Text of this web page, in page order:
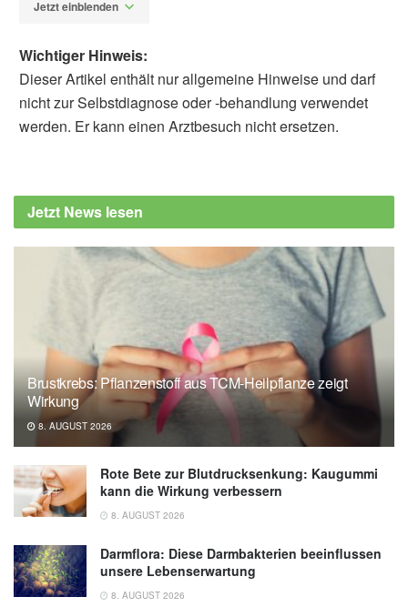
Jetzt einblenden
Liujunzi Decoction on Gastroesophageal
Reflux Disease: A Systematic Review and
(veröffentlicht 12.08.2024),sciencedirect.com
Kristle Lee Lynch: Gastroösophageale
Refluxkrankheit (GERD); in: MSD Manual
(Stand 28.08.2024),msdmanuals.com
Wichtiger Hinweis:
Dieser Artikel enthält nur allgemeine Hinweise und darf
nicht zur Selbstdiagnose oder -behandlung verwendet
werden. Er kann einen Arztbesuch nicht ersetzen.
Jetzt News lesen
Brustkrebs: Pflanzenstoff aus TCM-Heilpflanze zeigt
Wirkung
8. AUGUST 2026
Rote Bete zur Blutdrucksenkung: Kaugummi
kann die Wirkung verbessern
8. AUGUST 2026
Darmflora: Diese Darmbakterien beeinflussen
unsere Lebenserwartung
8. AUGUST 2026